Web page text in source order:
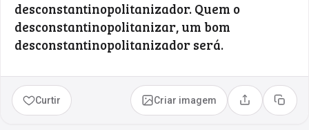
desconstantinopolitanizador. Quem o
desconstantinopolitanizar, um bom
desconstantinopolitanizador será.
Curtir Criar imagem Compartilhar
Copiar